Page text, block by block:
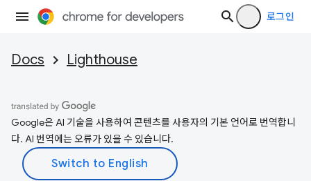
로그인
Docs Lighthouse
Google은 AI 기술을 사용하여 콘텐츠를 사용자의 기본 언어로 번역합니
다. AI 번역에는 오류가 있을 수 있습니다.